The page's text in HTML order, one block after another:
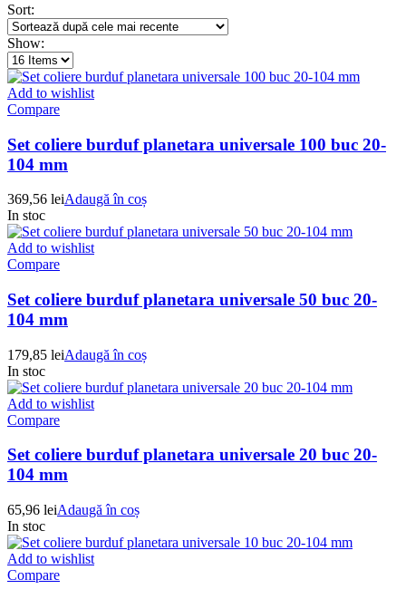
mai
Sort:
Show:
Add to wishlist
Compare
Set coliere burduf planetara universale 100 buc 20-
104 mm
369,56 leiAdaugă în coș
In stoc
Add to wishlist
Compare
Set coliere burduf planetara universale 50 buc 20-
104 mm
179,85 leiAdaugă în coș
In stoc
Add to wishlist
Compare
Set coliere burduf planetara universale 20 buc 20-
104 mm
65,96 leiAdaugă în coș
In stoc
Add to wishlist
Compare